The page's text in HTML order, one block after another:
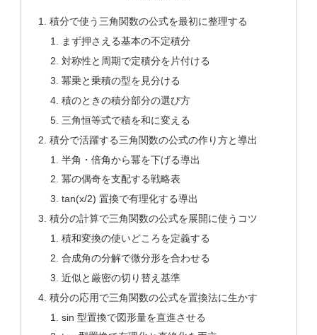
積分で使う三角関数の公式を最初に整理する
まず押さえる基本の不定積分
対称性と周期で定積分を片付ける
冪乗と乗積の型を見分ける
積のときの積分部分の選び方
三角恒等式で積を和に変える
積分で活躍する三角関数の公式の作り方と導出
半角・倍角から冪を下げる導出
冪の偶奇を支配する戦略表
tan(x/2) 置換で有理化する導出
積分の計算で三角関数の公式を展開に使うコツ
積和変換の使いどころを定義する
合成角の分解で微分形を合わせる
近似と厳密の切り替え基準
積分の応用で三角関数の公式を置換法に生かす
sin 型置換で図形量を直進させる